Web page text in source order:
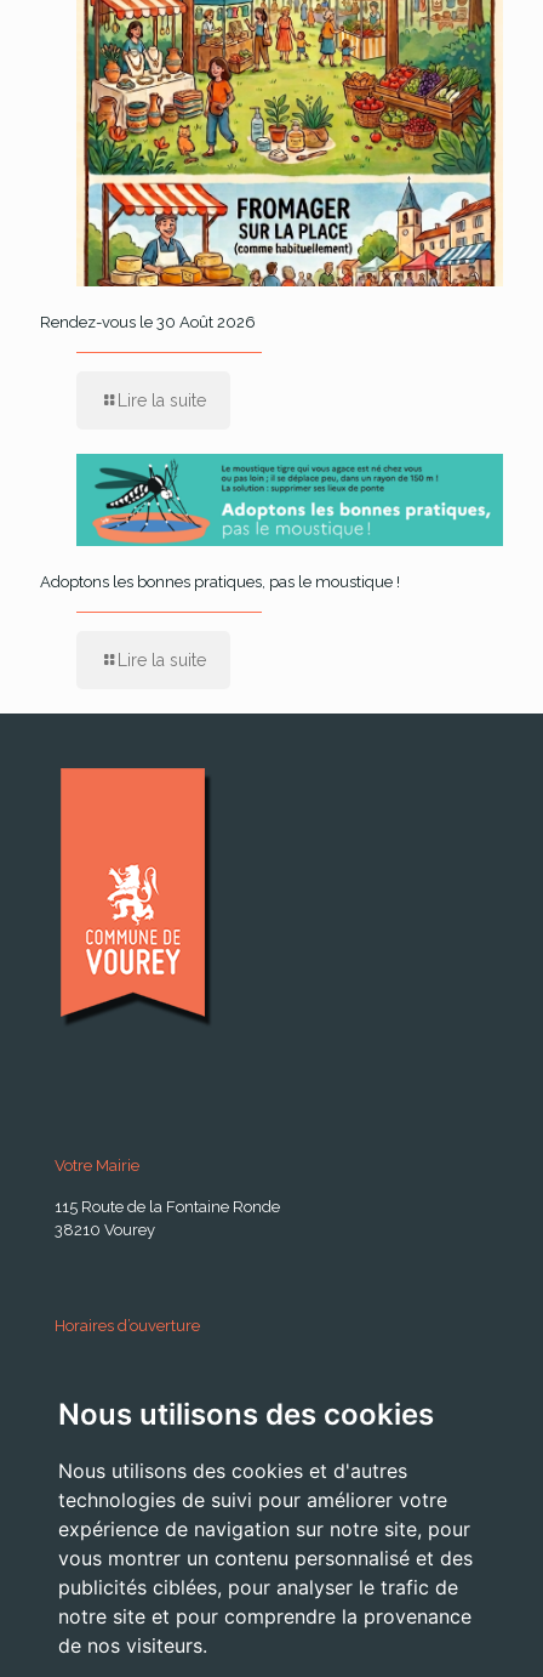
Nous utilisons des cookies
Nous utilisons des cookies et d'autres
technologies de suivi pour améliorer votre
expérience de navigation sur notre site, pour
vous montrer un contenu personnalisé et des
publicités ciblées, pour analyser le trafic de
notre site et pour comprendre la provenance
de nos visiteurs.
Rendez-vous le 30 Août 2026
Lire la suite
Adoptons les bonnes pratiques, pas le moustique !
Lire la suite
Votre Mairie
115 Route de la Fontaine Ronde
38210 Vourey
Horaires d’ouverture
Lundi . Mardi : 10h 12h /16h 18h30
Jeudi . Vendredi : 13h30 / 17h
Nous Contacter
accueil@commune-vourey.fr